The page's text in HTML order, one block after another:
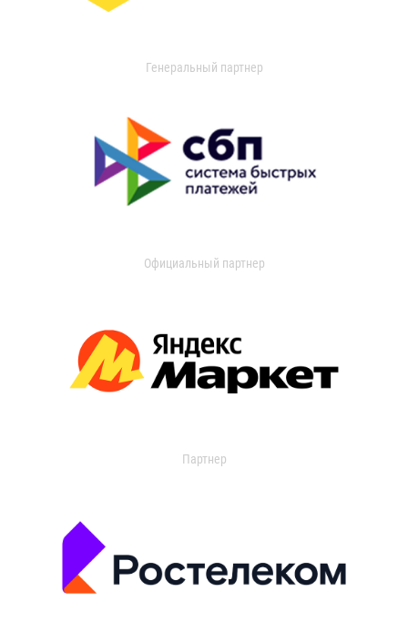
Генеральный партнер
Официальный партнер
Партнер